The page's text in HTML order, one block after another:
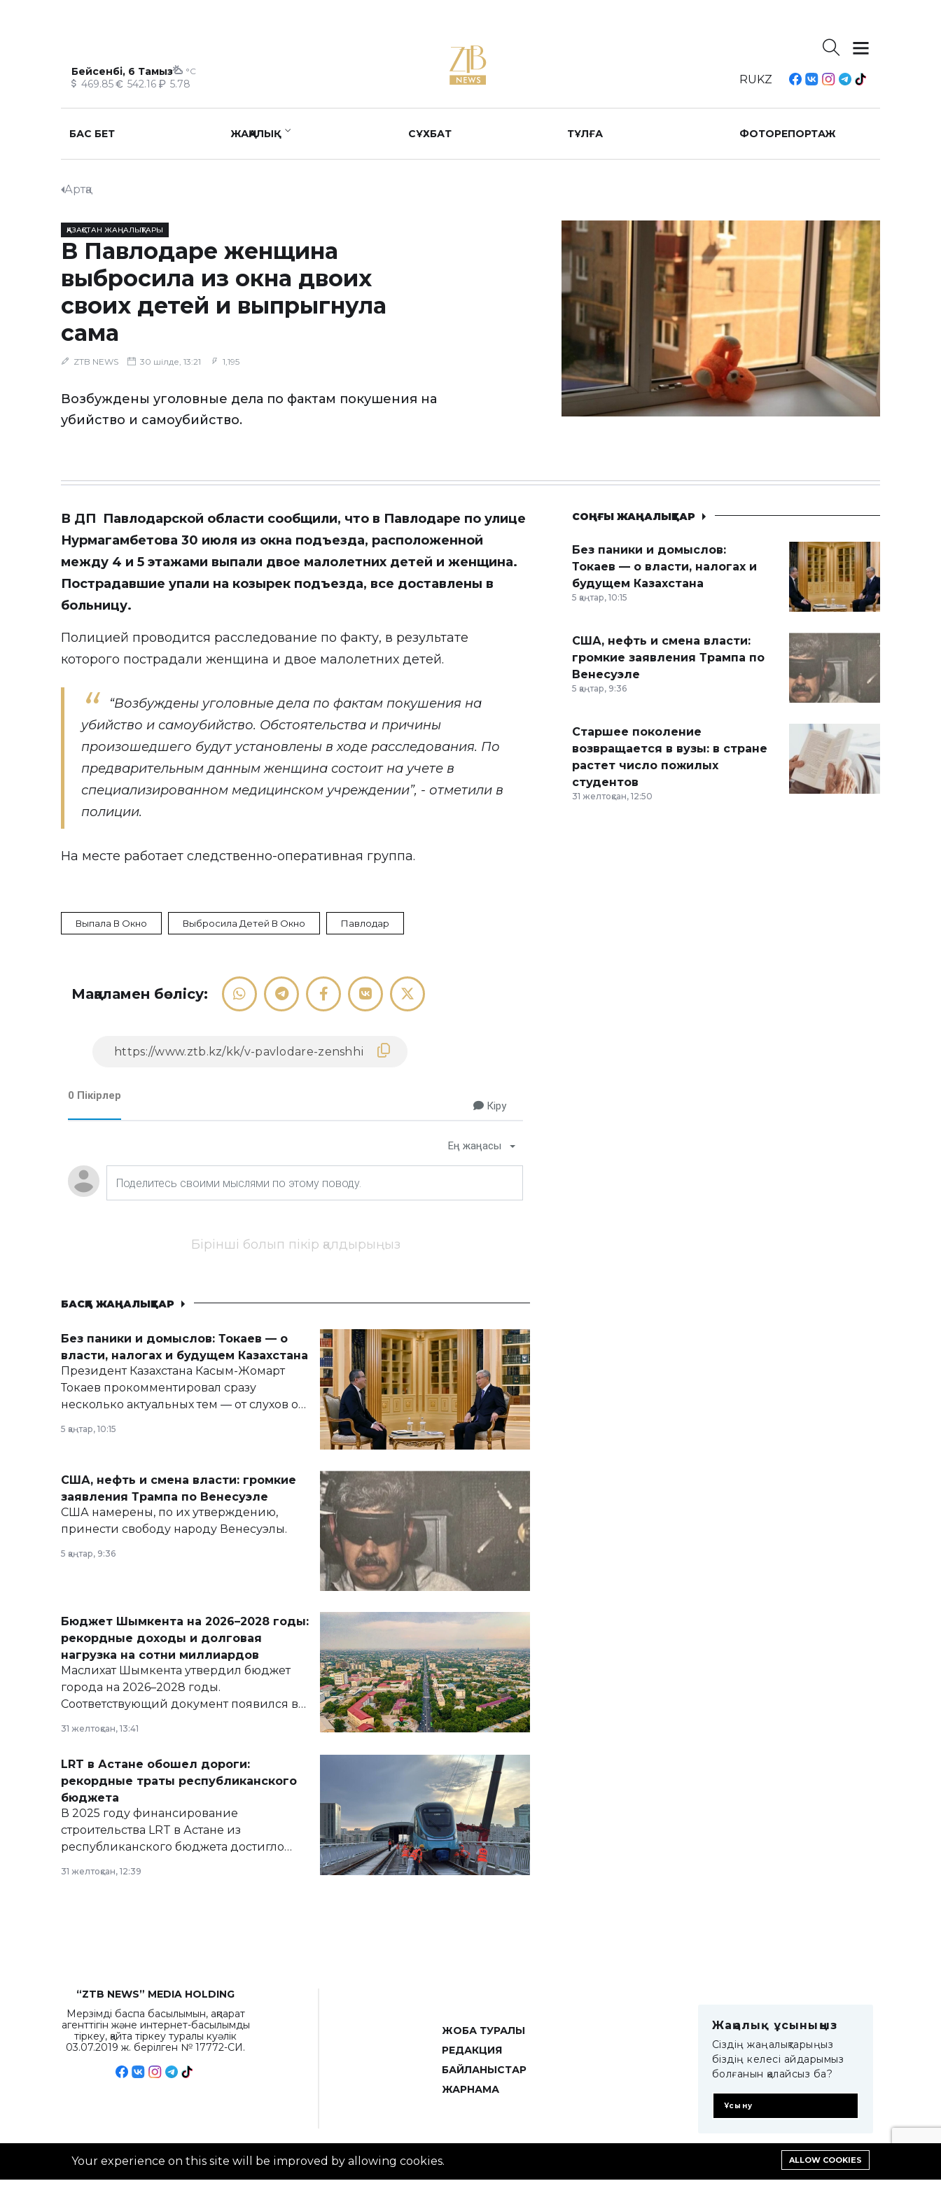
Бейсенбі, 6 Тамыз °C
469.85 542.16 5.78 RUKZ
БАС БЕТ ЖАҢАЛЫҚ СҰХБАТ ТҰЛҒА ФОТОРЕПОРТАЖ
Артқа
ҚАЗАҚСТАН ЖАҢАЛЫҚТАРЫ
В Павлодаре женщина
выбросила из окна двоих
своих детей и выпрыгнула
сама
ZTB NEWS 30 шілде, 13:21 1,195
Возбуждены уголовные дела по фактам покушения на
убийство и самоубийство.
В ДП Павлодарской области сообщили, что в Павлодаре по улице
Нурмагамбетова 30 июля из окна подъезда, расположенной
между 4 и 5 этажами выпали двое малолетних детей и женщина.
Пострадавшие упали на козырек подъезда, все доставлены в
больницу.
Полицией проводится расследование по факту, в результате
которого пострадали женщина и двое малолетних детей.
“Возбуждены уголовные дела по фактам покушения на
убийство и самоубийство. Обстоятельства и причины
произошедшего будут установлены в ходе расследования. По
предварительным данным женщина состоит на учете в
специализированном медицинском учреждении”, - отметили в
полиции.
На месте работает следственно-оперативная группа.
Выпала В Окно Выбросила Детей В Окно Павлодар
Мақаламен бөлісу:
0 Пікірлер
Кіру
Ең жаңасы
Бірінші болып пікір қалдырыңыз
БАСҚА ЖАҢАЛЫҚТАР
Без паники и домыслов: Токаев — о
власти, налогах и будущем Казахстана
Президент Казахстана Касым-Жомарт
Токаев прокомментировал сразу
несколько актуальных тем — от слухов о
армии, экономики и личного здоровья.
5 қаңтар, 10:15
США, нефть и смена власти: громкие
заявления Трампа по Венесуэле
США намерены, по их утверждению,
принести свободу народу Венесуэлы.
5 қаңтар, 9:36
Бюджет Шымкента на 2026–2028 годы:
рекордные доходы и долговая
нагрузка на сотни миллиардов
Маслихат Шымкента утвердил бюджет
города на 2026–2028 годы.
Соответствующий документ появился в
сайте маслихат города.
31 желтоқсан, 13:41
LRT в Астане обошел дороги:
рекордные траты республиканского
бюджета
В 2025 году финансирование
строительства LRT в Астане из
республиканского бюджета достигло
31 желтоқсан, 12:39
СОҢҒЫ ЖАҢАЛЫҚТАР
Без паники и домыслов:
Токаев — о власти, налогах и
будущем Казахстана
5 қаңтар, 10:15
США, нефть и смена власти:
громкие заявления Трампа по
Венесуэле
5 қаңтар, 9:36
Старшее поколение
возвращается в вузы: в стране
растет число пожилых
студентов
31 желтоқсан, 12:50
“ZTB NEWS” MEDIA HOLDING
Мерзімді баспа басылымын, ақпарат
агенттігін және интернет-басылымды
тіркеу, қайта тіркеу туралы куәлік
03.07.2019 ж. берілген № 17772-СИ.
ЖОБА ТУРАЛЫ
РЕДАКЦИЯ
БАЙЛАНЫСТАР
ЖАРНАМА
Жаңалық ұсыныңыз
Сіздің жаңалықтарыңыз
біздің келесі айдарымыз
болғанын қалайсыз ба?
Ұсыну
Your experience on this site will be improved by allowing cookies. ALLOW COOKIES